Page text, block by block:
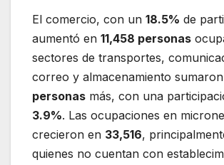
El comercio, con un 18.5% de
aumentó en 11,458 personas
sectores de transportes,
correo y almacenamiento sumaron
personas más, con una
3.9%. Las ocupaciones en
crecieron en 33,516,
quienes no cuentan con